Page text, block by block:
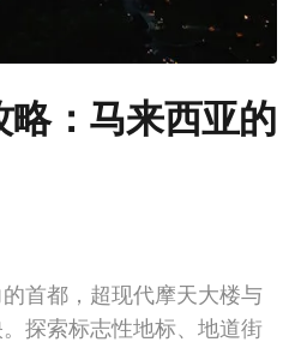
：马来西亚的
首都，超现代摩天大楼与
探索标志性地标、地道街